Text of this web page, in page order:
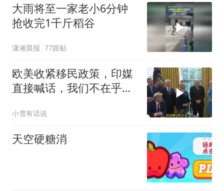
大雨将至一家老小6分钟
抢收完1千斤稻谷
潇湘晨报 77跟贴
欧美收紧移民政策，印媒
直接喊话，我们不在乎！
小雪有话说
天空硬糖消